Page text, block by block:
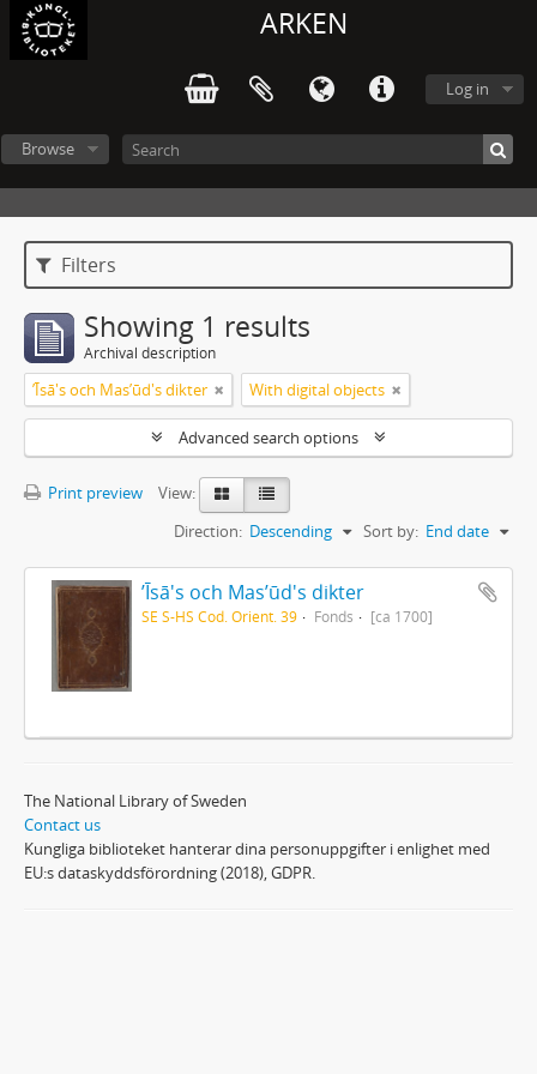
ARKEN
Log in
Browse
Filters
Showing 1 results
Archival description
ʼĪsā's och Masʼūd's dikter With digital objects
Advanced search options
Print preview
View:
Sort by: End date
Direction: Descending
ʼĪsā's och Masʼūd's dikter
SE S-HS Cod. Orient. 39 Fonds [ca 1700]
The National Library of Sweden
Contact us
Kungliga biblioteket hanterar dina personuppgifter i enlighet med
EU:s dataskyddsförordning (2018), GDPR.